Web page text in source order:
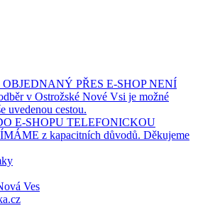
PŘES E-SHOP NENÍ
v Ostrožské Nové Vsi je možné
uvedenou cestou.
E-SHOPU TELEFONICKOU
z kapacitních důvodů. Děkujeme
Ves